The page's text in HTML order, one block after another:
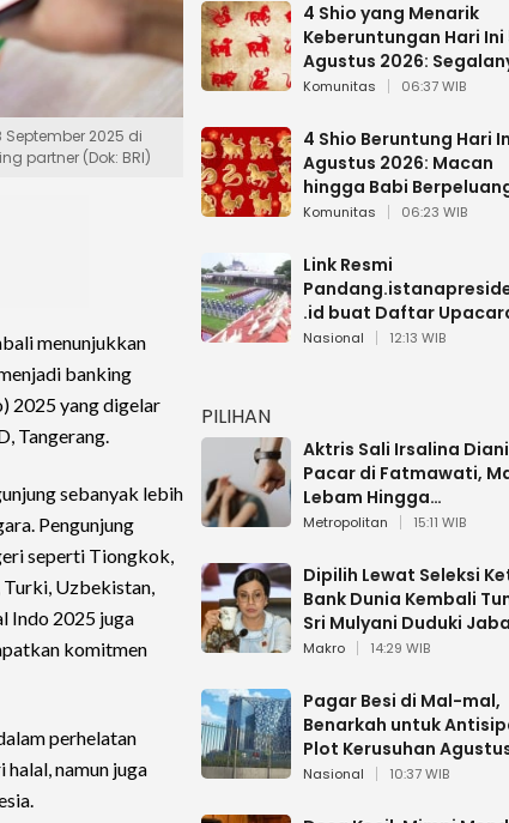
2025 di
partner (Dok: BRI)
menunjukkan
banking
2025 yang digelar
Tangerang.
sebanyak lebih
Pengunjung
seperti Tiongkok,
Turki, Uzbekistan,
Indo 2025 juga
komitmen
perhelatan
namun juga
4 Shio yang Menarik
Keberuntungan Hari Ini
Agustus 2026:
Berjalan Lancar
Komunitas 06:37 WIB
4 Shio Beruntung Hari
Agustus 2026: Macan
hingga Babi
Dapat Kabar Baik
Komunitas 06:23 WIB
Link Resmi
.id buat Daftar
Bendera HUT RI di Istana
Nasional 12:13 WIB
PILIHAN
Aktris Sali Irsalina
Pacar di Fatmawati,
Lebam Hingga
Diselamatkan Polantas
Metropolitan 15:11 WIB
Dipilih Lewat Seleksi
Bank Dunia Kembali
Sri Mulyani Duduki
Strategis
Makro 14:29 WIB
Pagar Besi di Mal-mal,
Benarkah untuk
Plot Kerusuhan
Nasional 10:37 WIB